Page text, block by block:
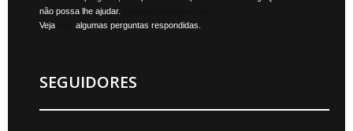
não possa lhe ajudar.
Veja
algumas perguntas respondidas.
SEGUIDORES